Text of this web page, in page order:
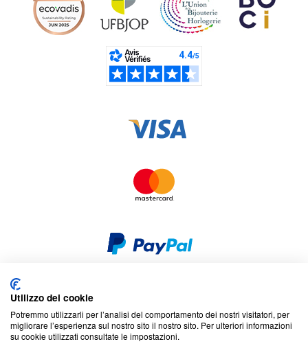
Termini e condizioni
Mappa del sito
Utilizzo dei cookie
Potremmo utilizzarli per l’analisi del comportamento dei nostri visitatori, per
migliorare l’esperienza sul nostro sito il nostro sito. Per ulteriori informazioni
su cookie utilizzati consultate le impostazioni.